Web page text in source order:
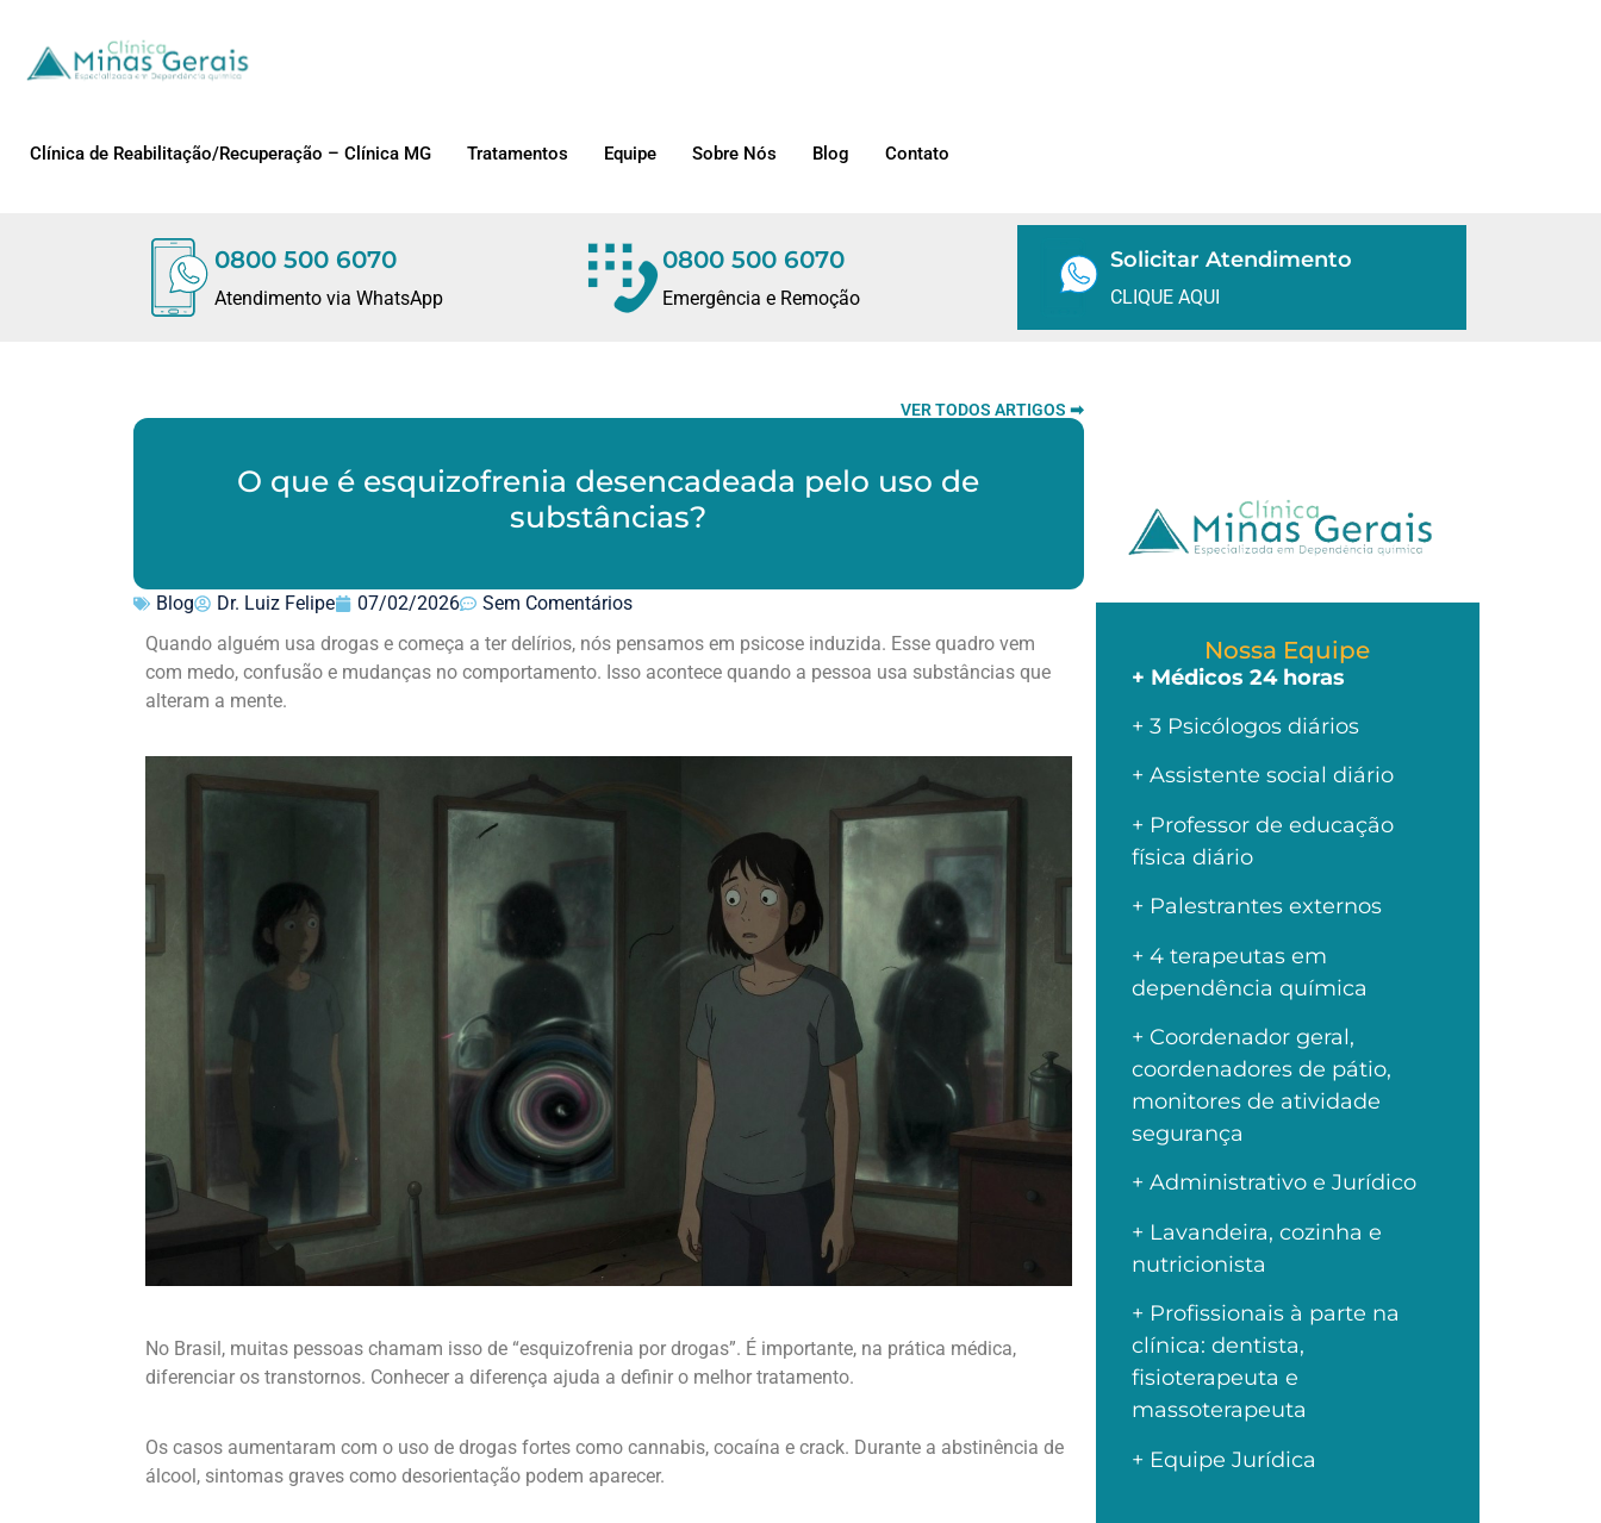
Clínica de Reabilitação/Recuperação – Clínica MG Tratamentos Equipe Sobre Nós Blog Contato
0800 500 6070
Atendimento via WhatsApp
0800 500 6070
Emergência e Remoção
Solicitar Atendimento
CLIQUE AQUI
VER TODOS ARTIGOS ➡
O que é esquizofrenia desencadeada pelo uso de
substâncias?
Blog Dr. Luiz Felipe 07/02/2026
Sem Comentários
Quando alguém usa drogas e começa a ter delírios, nós pensamos em psicose induzida. Esse quadro vem
com medo, confusão e mudanças no comportamento. Isso acontece quando a pessoa usa substâncias que
alteram a mente.
No Brasil, muitas pessoas chamam isso de “esquizofrenia por drogas”. É importante, na prática médica,
diferenciar os transtornos. Conhecer a diferença ajuda a definir o melhor tratamento.
Os casos aumentaram com o uso de drogas fortes como cannabis, cocaína e crack. Durante a abstinência de
álcool, sintomas graves como desorientação podem aparecer.
Nossa Equipe
+ Médicos 24 horas
+ 3 Psicólogos diários
+ Assistente social diário
+ Professor de educação
física diário
+ Palestrantes externos
+ 4 terapeutas em
dependência química
+ Coordenador geral,
coordenadores de pátio,
monitores de atividade
segurança
+ Administrativo e Jurídico
+ Lavandeira, cozinha e
nutricionista
+ Profissionais à parte na
clínica: dentista,
fisioterapeuta e
massoterapeuta
+ Equipe Jurídica